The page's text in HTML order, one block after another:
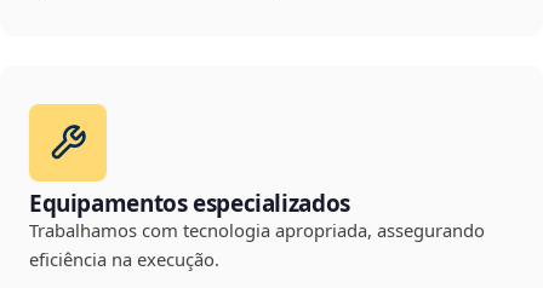
Equipamentos especializados
Trabalhamos com tecnologia apropriada, assegurando
eficiência na execução.